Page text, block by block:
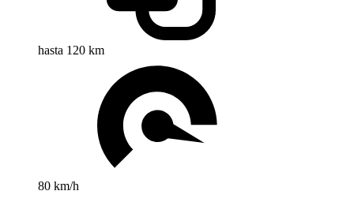
hasta 120 km
80 km/h